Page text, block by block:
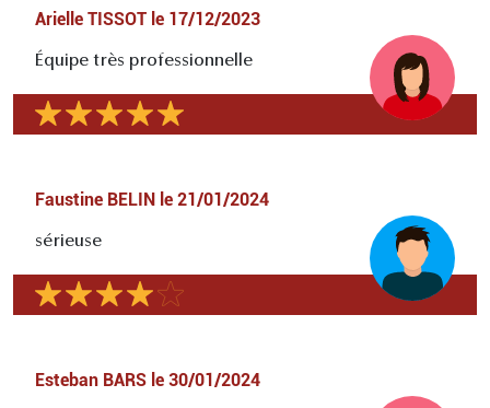
Arielle TISSOT le 17/12/2023
Équipe très professionnelle
Faustine BELIN le 21/01/2024
sérieuse
Esteban BARS le 30/01/2024